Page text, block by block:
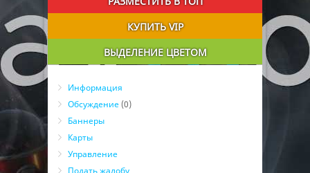
КУПИТЬ VIP
ВЫДЕЛЕНИЕ ЦВЕТОМ
Информация
Обсуждение (0)
Баннеры
Карты
Управление